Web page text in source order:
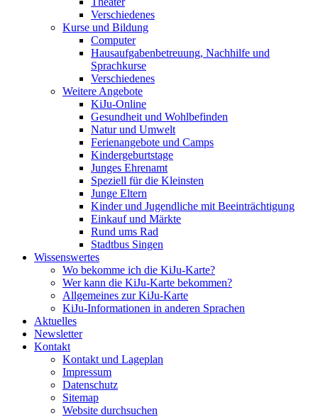
Verschiedenes
Kurse und Bildung
Computer
Hausaufgabenbetreuung, Nachhilfe und
Sprachkurse
Verschiedenes
Weitere Angebote
KiJu-Online
Gesundheit und Wohlbefinden
Natur und Umwelt
Ferienangebote und Camps
Kindergeburtstage
Junges Ehrenamt
Speziell für die Kleinsten
Junge Eltern
Kinder und Jugendliche mit Beeinträchtigung
Einkauf und Märkte
Rund ums Rad
Stadtbus Singen
Wissenswertes
Wo bekomme ich die KiJu-Karte?
Wer kann die KiJu-Karte bekommen?
Allgemeines zur KiJu-Karte
KiJu-Informationen in anderen Sprachen
Aktuelles
Newsletter
Kontakt
Kontakt und Lageplan
Impressum
Datenschutz
Sitemap
Website durchsuchen